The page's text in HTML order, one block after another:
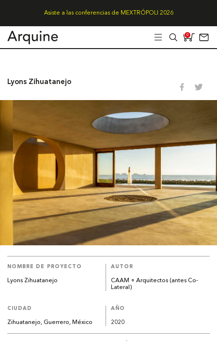
Asiste a las conferencias de MEXTRÓPOLI 2026
0
Lyons Zihuatanejo
NOMBRE DE PROYECTO
Lyons Zihuatanejo
AUTOR
CAAM + Arquitectos (antes Co-
Lateral)
CIUDAD
Zihuatanejo, Guerrero, México
AÑO
2020